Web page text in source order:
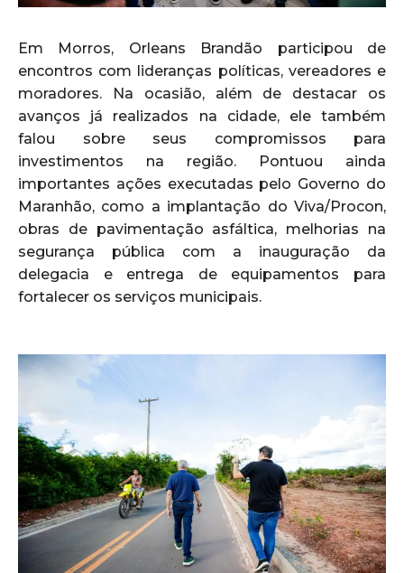
Em Morros, Orleans Brandão participou de
encontros com lideranças políticas, vereadores e
moradores. Na ocasião, além de destacar os
avanços já realizados na cidade, ele também
falou sobre seus compromissos para
investimentos na região. Pontuou ainda
importantes ações executadas pelo Governo do
Maranhão, como a implantação do Viva/Procon,
obras de pavimentação asfáltica, melhorias na
segurança pública com a inauguração da
delegacia e entrega de equipamentos para
fortalecer os serviços municipais.